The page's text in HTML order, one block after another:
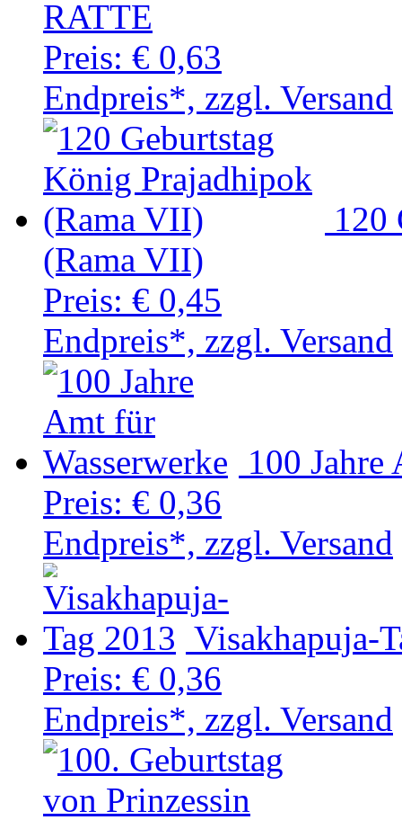
RATTE
Preis: € 0,63
Endpreis*, zzgl. Versand
120
(Rama VII)
Preis: € 0,45
Endpreis*, zzgl. Versand
100 Jahre
Preis: € 0,36
Endpreis*, zzgl. Versand
Visakhapuja-
Preis: € 0,36
Endpreis*, zzgl. Versand